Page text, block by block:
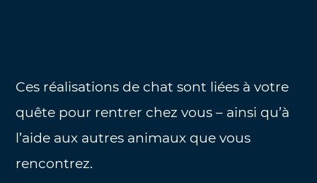
Ces réalisations de chat sont liées à votre
quête pour rentrer chez vous – ainsi qu’à
l’aide aux autres animaux que vous
rencontrez.